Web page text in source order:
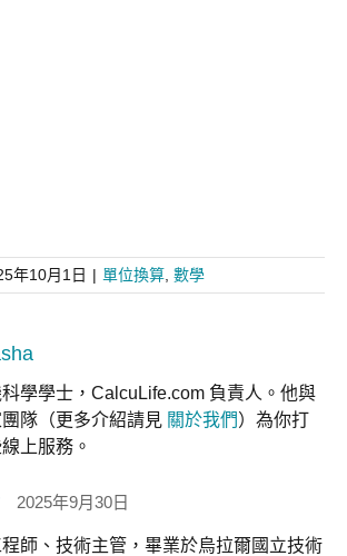
年10月1日 | 單位換算 數學
學學士，CalcuLife.com 負責人。他與
隊（更多介紹請見 關於我們）為你打
上服務。
2025年9月30日
師、技術主管，畢業於烏拉爾國立技術